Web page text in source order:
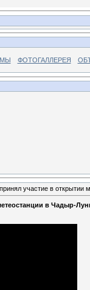
ФОТОГАЛЛЕРЕЯ
участие в открытии
в Чадыр-